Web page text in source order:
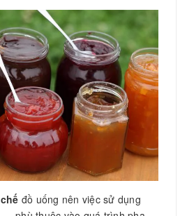
đồ uống nên việc sử dụng